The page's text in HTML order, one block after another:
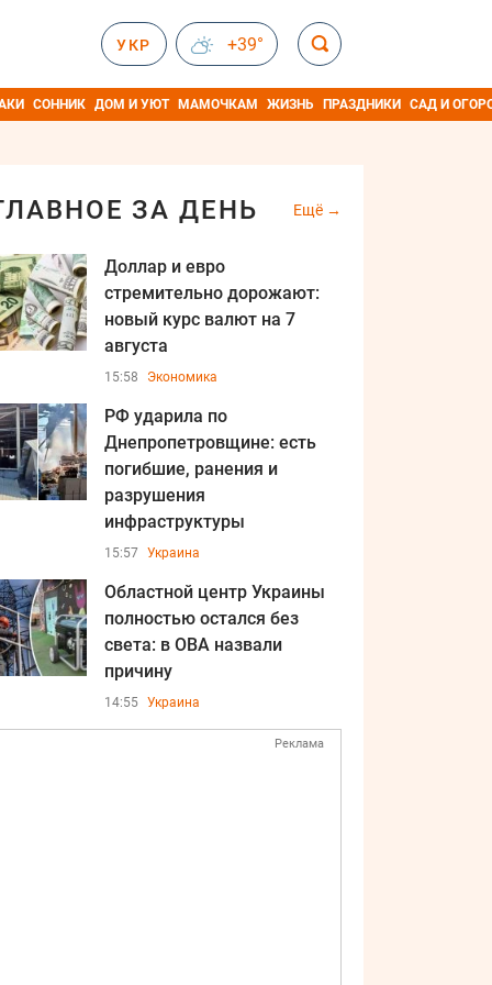
УКР +39°
СОННИК ДОМ И УЮТ МАМОЧКАМ ЖИЗНЬ ПРАЗДНИКИ САД И
ЗА ДЕНЬ Ещё
Доллар и евро
стремительно дорожают:
новый курс валют на 7
августа
15:58 Экономика
РФ ударила по
Днепропетровщине: есть
погибшие, ранения и
разрушения
инфраструктуры
15:57 Украина
Областной центр Украины
полностью остался без
света: в ОВА назвали
причину
14:55 Украина
Реклама